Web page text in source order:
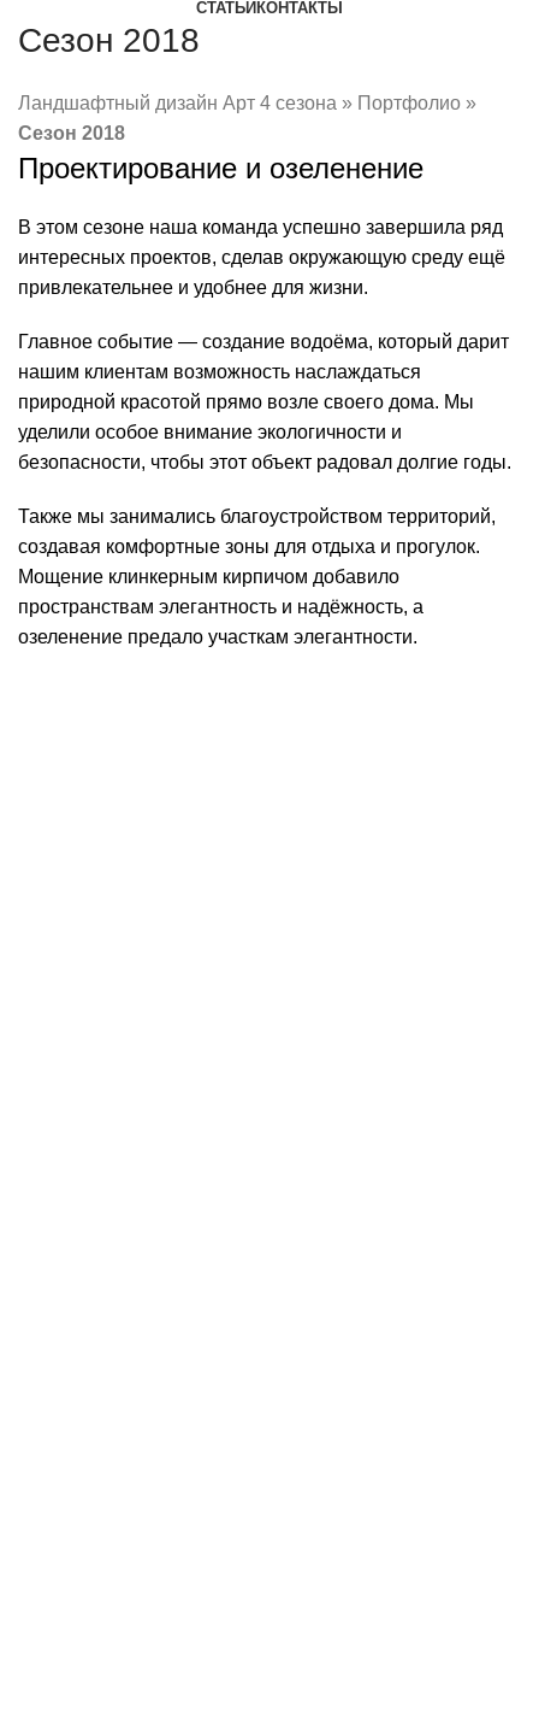
СТАТЬИ КОНТАКТЫ
Сезон 2018
Ландшафтный дизайн Арт 4 сезона » Портфолио »
Сезон 2018
Проектирование и озеленение
В этом сезоне наша команда успешно завершила ряд
интересных проектов, сделав окружающую среду ещё
привлекательнее и удобнее для жизни.
Главное событие — создание водоёма, который дарит
нашим клиентам возможность наслаждаться
природной красотой прямо возле своего дома. Мы
уделили особое внимание экологичности и
безопасности, чтобы этот объект радовал долгие годы.
Также мы занимались благоустройством территорий,
создавая комфортные зоны для отдыха и прогулок.
Мощение клинкерным кирпичом добавило
пространствам элегантность и надёжность, а
озеленение предало участкам элегантности.